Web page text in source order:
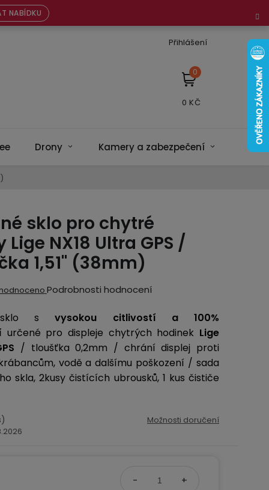
NABÍDKU
Přihlášení
NÁKUPNÍ
KOŠÍK
Drony Kamery a zabezpečení
sklo pro chytré
NX18 Ultra GPS /
1,51" (38mm)
Podrobnosti hodnocení
sklo svysokou citlivostí a 100%
určené pro displeje chytrých hodinek Lige
/ tloušťka 0,2mm / chrání displej proti
vodě a dalšímu poškození / sada
skla, 2kusy čistících ubrousků, 1 kus čističe
Možnosti doručení